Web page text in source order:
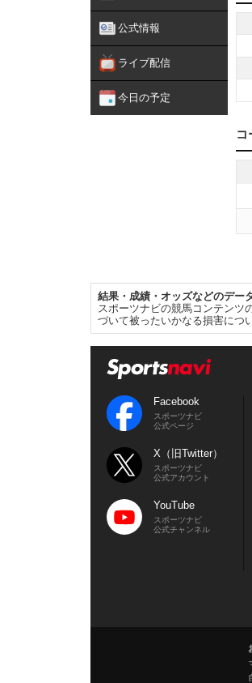
公式情報
ライブ配信
今日の予定
コ
結果・成績・オッズなどのデー
スポーツナビの競馬コンテンツ
づいて被ったいかなる損害につ
Facebook
スポーツナビ
公式ページ
X（旧Twitter）
スポーツナビ
公式アカウント
YouTube
スポーツナビ
公式チャンネル